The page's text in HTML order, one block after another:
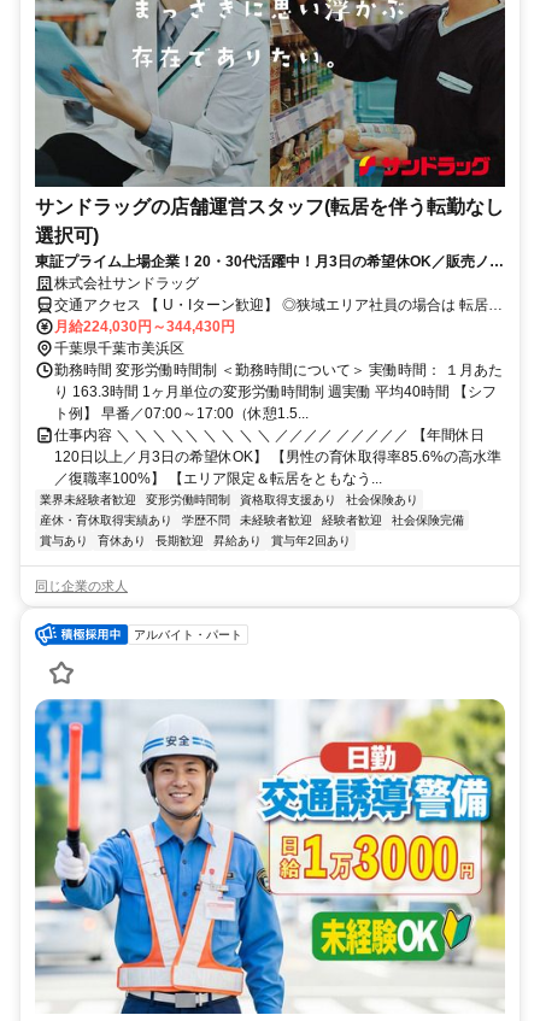
サンドラッグの店舗運営スタッフ(転居を伴う転勤なし
選択可)
東証プライム上場企業！20・30代活躍中！月3日の希望休OK／販売ノル
マなし／年収例32歳SV816万円／販促企画～商品管理など店舗運営がメ
インの仕事
株式会社サンドラッグ
交通アクセス 【 U・Iターン歓迎】 ◎狭域エリア社員の場合は 転居を
伴う転勤はありません。 ◎マイカー通勤OK
月給224,030円～344,430円
千葉県千葉市美浜区
勤務時間 変形労働時間制 ＜勤務時間について＞ 実働時間： １月あた
り 163.3時間 1ヶ月単位の変形労働時間制 週実働 平均40時間 【シフ
ト例】 早番／07:00～17:00（休憩1.5...
仕事内容 ＼ ＼ ＼ ＼＼ ＼ ＼ ＼ ＼ ／／／／ ／／／／／ 【年間休日
120日以上／月3日の希望休OK】 【男性の育休取得率85.6%の高水準
／復職率100%】 【エリア限定＆転居をともなう...
業界未経験者歓迎 変形労働時間制 資格取得支援あり
社会保険あり
産休・育休取得実績あり
学歴不問 未経験者歓迎 経験者歓迎
社会保険完備
賞与あり
育休あり 長期歓迎 昇給あり 賞与年2回あり
同じ企業の求人
アルバイト・パート